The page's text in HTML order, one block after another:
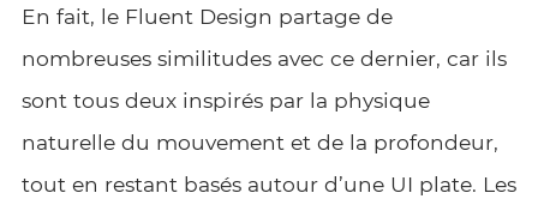
En fait, le Fluent Design partage de
nombreuses similitudes avec ce dernier, car ils
sont tous deux inspirés par la physique
naturelle du mouvement et de la profondeur,
tout en restant basés autour d’une UI plate. Les